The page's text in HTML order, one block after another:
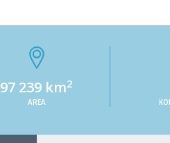
97 239 km2
AREA